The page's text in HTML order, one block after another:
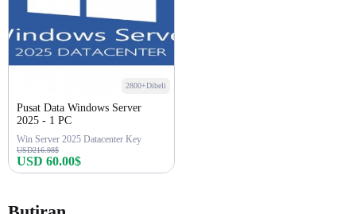
2800+Dibeli
Pusat Data Windows Server
2025 - 1 PC
Win Server 2025 Datacenter Key
USD216.98$
USD 60.00$